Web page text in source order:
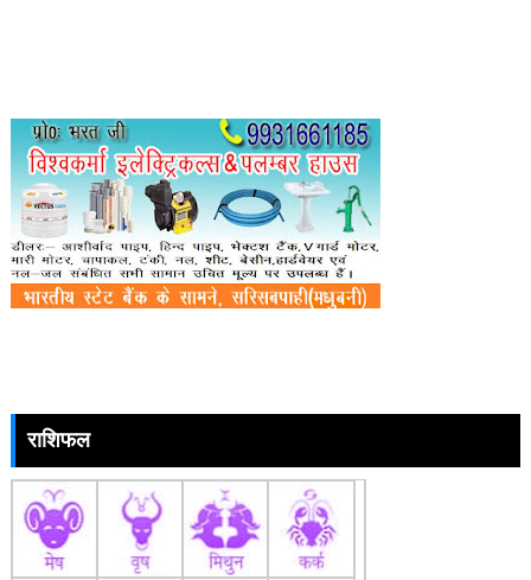
राशिफल